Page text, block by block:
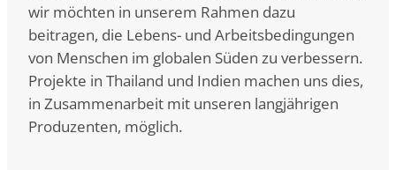
wir möchten in unserem Rahmen dazu
beitragen, die Lebens- und Arbeitsbedingungen
von Menschen im globalen Süden zu verbessern.
Projekte in Thailand und Indien machen uns dies,
in Zusammenarbeit mit unseren langjährigen
Produzenten, möglich.